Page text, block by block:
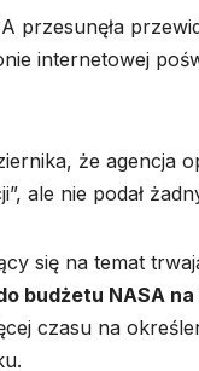
przesunęła
internetowej
że agencja
ale nie podał
się na temat
budżetu NASA
czasu na